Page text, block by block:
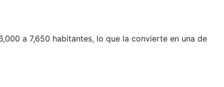
a 7,650 habitantes, lo que la convierte en una de